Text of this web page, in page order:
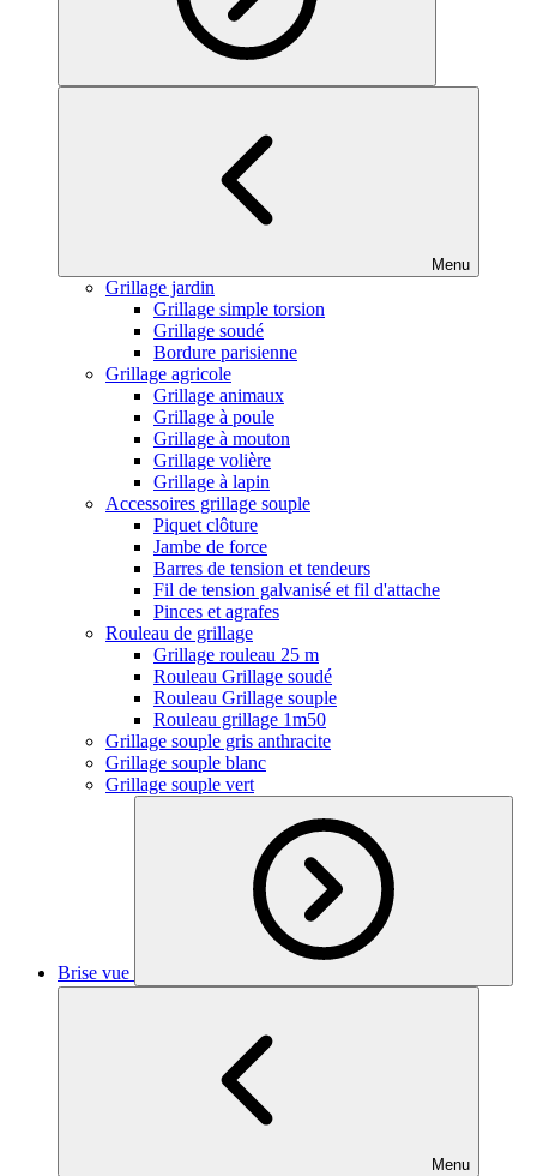
Menu
Grillage jardin
Grillage simple torsion
Grillage soudé
Bordure parisienne
Grillage agricole
Grillage animaux
Grillage à poule
Grillage à mouton
Grillage volière
Grillage à lapin
Accessoires grillage souple
Piquet clôture
Jambe de force
Barres de tension et tendeurs
Fil de tension galvanisé et fil d'attache
Pinces et agrafes
Rouleau de grillage
Grillage rouleau 25 m
Rouleau Grillage soudé
Rouleau Grillage souple
Rouleau grillage 1m50
Grillage souple gris anthracite
Grillage souple blanc
Grillage souple vert
Brise vue
Menu